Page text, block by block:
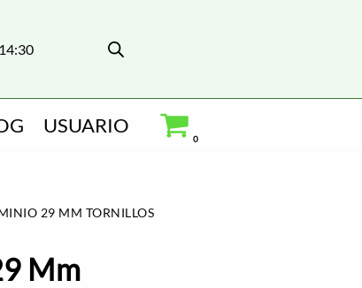
USUARIO
0
29 MM TORNILLOS
Mm